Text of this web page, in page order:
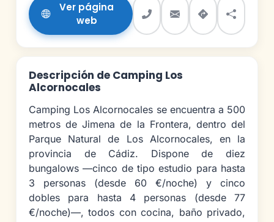
Ver página
web
Descripción de Camping Los
Alcornocales
Camping Los Alcornocales se encuentra a 500
metros de Jimena de la Frontera, dentro del
Parque Natural de Los Alcornocales, en la
provincia de Cádiz. Dispone de diez
bungalows —cinco de tipo estudio para hasta
3 personas (desde 60 €/noche) y cinco
dobles para hasta 4 personas (desde 77
€/noche)—, todos con cocina, baño privado,